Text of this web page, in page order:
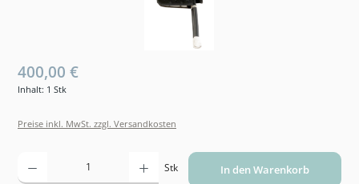
400,00 €
Inhalt: 1 Stk
Preise inkl. MwSt. zzgl. Versandkosten
Produkt Anzahl: Gib den gewünschten Wert ein oder benutze die Schaltflächen um die
Stk In den Warenkorb